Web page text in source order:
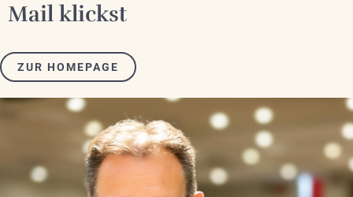
Mail klickst
ZUR HOMEPAGE